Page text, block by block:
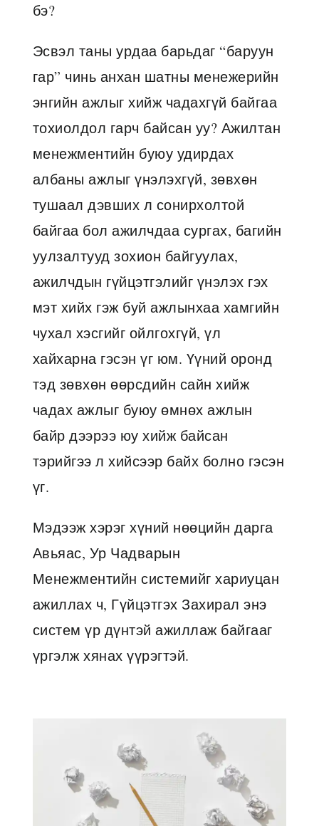
бэ?
Эсвэл таны урдаа барьдаг “баруун
гар” чинь анхан шатны менежерийн
энгийн ажлыг хийж чадахгүй байгаа
тохиолдол гарч байсан уу? Ажилтан
менежментийн буюу удирдах
албаны ажлыг үнэлэхгүй, зөвхөн
тушаал дэвших л сонирхолтой
байгаа бол ажилчдаа сургах, багийн
уулзалтууд зохион байгуулах,
ажилчдын гүйцэтгэлийг үнэлэх гэх
мэт хийх гэж буй ажлынхаа хамгийн
чухал хэсгийг ойлгохгүй, үл
хайхарна гэсэн үг юм. Үүний оронд
тэд зөвхөн өөрсдийн сайн хийж
чадах ажлыг буюу өмнөх ажлын
байр дээрээ юу хийж байсан
тэрийгээ л хийсээр байх болно гэсэн
үг.
Мэдээж хэрэг хүний нөөцийн дарга
Авьяас, Ур Чадварын
Менежментийн системийг хариуцан
ажиллах ч, Гүйцэтгэх Захирал энэ
систем үр дүнтэй ажиллаж байгааг
үргэлж хянах үүрэгтэй.